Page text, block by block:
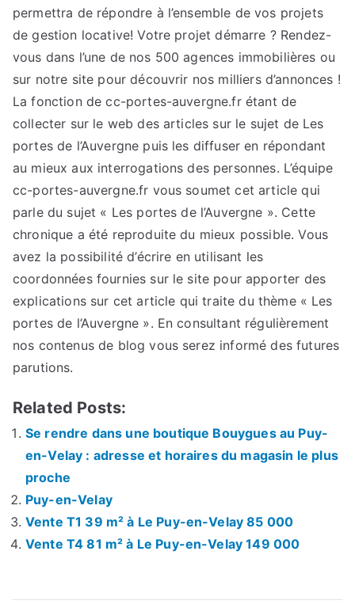
permettra de répondre à l’ensemble de vos projets
de gestion locative! Votre projet démarre ? Rendez-
vous dans l’une de nos 500 agences immobilières ou
sur notre site pour découvrir nos milliers d’annonces !
La fonction de cc-portes-auvergne.fr étant de
collecter sur le web des articles sur le sujet de Les
portes de l’Auvergne puis les diffuser en répondant
au mieux aux interrogations des personnes. L’équipe
cc-portes-auvergne.fr vous soumet cet article qui
parle du sujet « Les portes de l’Auvergne ». Cette
chronique a été reproduite du mieux possible. Vous
avez la possibilité d’écrire en utilisant les
coordonnées fournies sur le site pour apporter des
explications sur cet article qui traite du thème « Les
portes de l’Auvergne ». En consultant régulièrement
nos contenus de blog vous serez informé des futures
parutions.
Related Posts:
Se rendre dans une boutique Bouygues au Puy-
en-Velay : adresse et horaires du magasin le plus
proche
Puy-en-Velay
Vente T1 39 m² à Le Puy-en-Velay 85 000
Vente T4 81 m² à Le Puy-en-Velay 149 000